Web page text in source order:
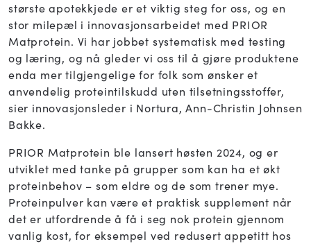
største apotekkjede er et viktig steg for oss, og en
stor milepæl i innovasjonsarbeidet med PRIOR
Matprotein. Vi har jobbet systematisk med testing
og læring, og nå gleder vi oss til å gjøre produktene
enda mer tilgjengelige for folk som ønsker et
anvendelig proteintilskudd uten tilsetningsstoffer,
sier innovasjonsleder i Nortura, Ann-Christin Johnsen
Bakke.
PRIOR Matprotein ble lansert høsten 2024, og er
utviklet med tanke på grupper som kan ha et økt
proteinbehov – som eldre og de som trener mye.
Proteinpulver kan være et praktisk supplement når
det er utfordrende å få i seg nok protein gjennom
vanlig kost, for eksempel ved redusert appetitt hos